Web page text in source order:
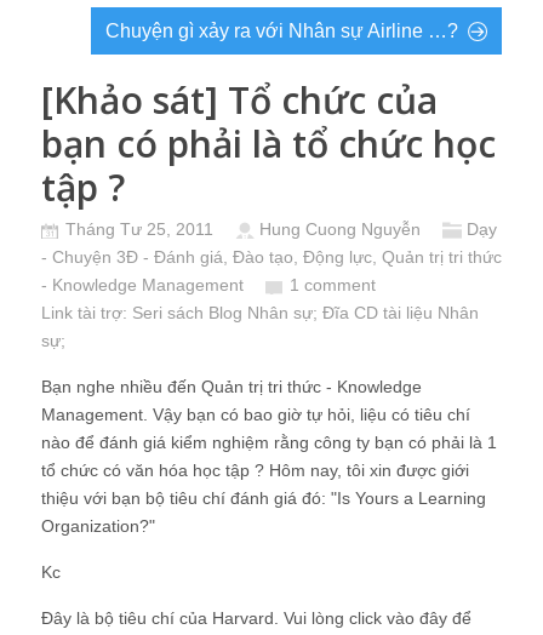
Chuyện gì xảy ra với Nhân sự Airline …?
[Khảo sát] Tổ chức của
bạn có phải là tổ chức học
tập ?
Tháng Tư 25, 2011 Hung Cuong Nguyễn
Dạy
- Chuyện 3Đ - Đánh giá, Đào tạo, Động lực Quản trị tri thức
- Knowledge Management
1 comment
Link tài trợ: Seri sách Blog Nhân sự; Đĩa CD tài liệu Nhân
sự;
Bạn nghe nhiều đến Quản trị tri thức - Knowledge
Management. Vậy bạn có bao giờ tự hỏi, liệu có tiêu chí
nào để đánh giá kiểm nghiệm rằng công ty bạn có phải là 1
tổ chức có văn hóa học tập ? Hôm nay, tôi xin được giới
thiệu với bạn bộ tiêu chí đánh giá đó: "Is Yours a Learning
Organization?"
Kc
Đây là bộ tiêu chí của Harvard. Vui lòng click vào đây để